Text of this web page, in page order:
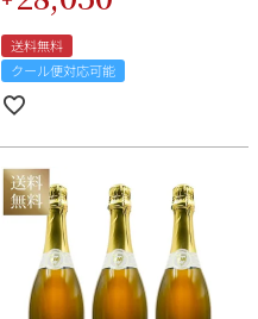
送料無料
クール便対応可能